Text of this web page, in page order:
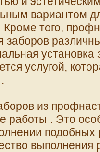
вариантом
того,
заборов
установка
услугой,
из
работы . Это